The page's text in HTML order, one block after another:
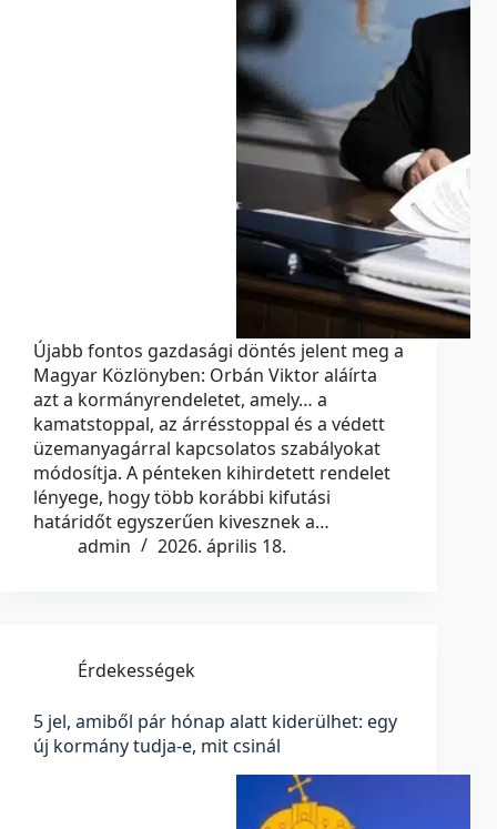
Újabb fontos gazdasági döntés jelent meg a
Magyar Közlönyben: Orbán Viktor aláírta
azt a kormányrendeletet, amely… a
kamatstoppal, az árrésstoppal és a védett
üzemanyagárral kapcsolatos szabályokat
módosítja. A pénteken kihirdetett rendelet
lényege, hogy több korábbi kifutási
határidőt egyszerűen kivesznek a…
admin
2026. április 18.
Érdekességek
5 jel, amiből pár hónap alatt kiderülhet: egy
új kormány tudja-e, mit csinál